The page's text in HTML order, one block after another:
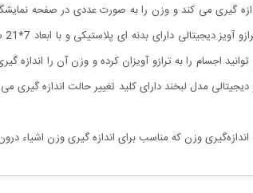
مدل لبخند به راحتی اجسام و مواد را تا وزن 50 کیلو گرم اندازه گیری می کند و
را به ترازو آویزان کرده و وزن آن را اندازه
وزن که مناسب برای اندازه گیری وزن اشیاء